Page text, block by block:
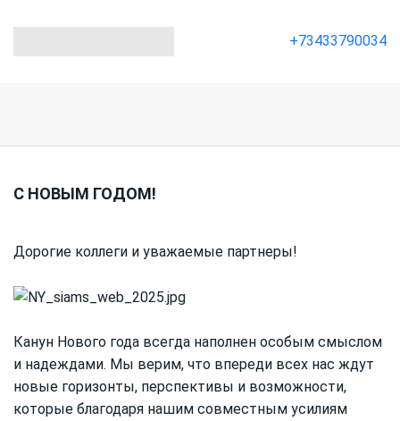
+73433790034
С НОВЫМ ГОДОМ!
Дорогие коллеги и уважаемые партнеры!
Канун Нового года всегда наполнен особым смыслом
и надеждами. Мы верим, что впереди всех нас ждут
новые горизонты, перспективы и возможности,
которые благодаря нашим совместным усилиям